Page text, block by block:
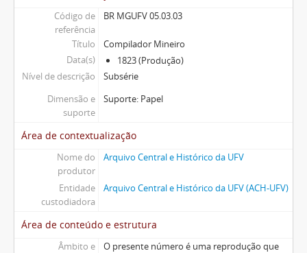
Código de
referência
BR MGUFV 05.03.03
Título
Compilador Mineiro
Data(s)
1823 (Produção)
Nível de descrição
Subsérie
Dimensão e
suporte
Suporte: Papel
Área de contextualização
Nome do
produtor
Arquivo Central e Histórico da UFV
Entidade
custodiadora
Arquivo Central e Histórico da UFV (ACH-UFV)
Área de conteúdo e estrutura
Âmbito e
O presente número é uma reprodução que